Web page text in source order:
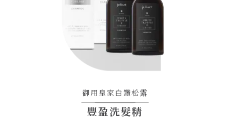
御用皇家白鑽松露
豐盈洗髮精